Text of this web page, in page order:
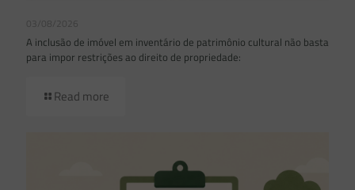
03/08/2026
A inclusão de imóvel em inventário de patrimônio cultural não basta
para impor restrições ao direito de propriedade:
Read more